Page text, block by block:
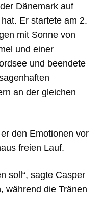
Dänemark auf
Er startete am 2.
mit Sonne von
und einer
und beendete
an der gleichen
den Emotionen vor
freien Lauf.
soll“, sagte Casper
während die Tränen